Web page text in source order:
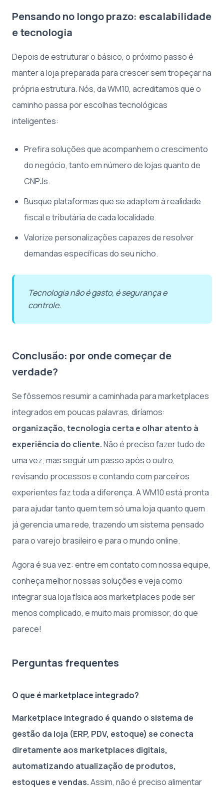
Pensando no longo prazo: escalabilidade
e tecnologia
Depois de estruturar o básico, o próximo passo é
manter a loja preparada para crescer sem tropeçar na
própria estrutura. Nós, da WM10, acreditamos que o
caminho passa por escolhas tecnológicas
inteligentes:
Prefira soluções que acompanhem o crescimento
do negócio, tanto em número de lojas quanto de
CNPJs.
Busque plataformas que se adaptem à realidade
fiscal e tributária de cada localidade.
Valorize personalizações capazes de resolver
demandas específicas do seu nicho.
Tecnologia não é gasto, é segurança e
controle.
Conclusão: por onde começar de
verdade?
Se fôssemos resumir a caminhada para marketplaces
integrados em poucas palavras, diríamos:
organização, tecnologia certa e olhar atento à
experiência do cliente.Não é preciso fazer tudo de
uma vez, mas seguir um passo após o outro,
revisando processos e contando com parceiros
experientes faz toda a diferença. A WM10 está pronta
para ajudar tanto quem tem só uma loja quanto quem
já gerencia uma rede, trazendo um sistema pensado
para o varejo brasileiro e para o mundo online.
Agora é sua vez: entre em contato com nossa equipe,
conheça melhor nossas soluções e veja como
integrar sua loja física aos marketplaces pode ser
menos complicado, e muito mais promissor, do que
parece!
Perguntas frequentes
O que é marketplace integrado?
Marketplace integrado é quando o sistema de
gestão da loja (ERP, PDV, estoque) se conecta
diretamente aos marketplaces digitais,
automatizando atualização de produtos,
estoques e vendas.Assim, não é preciso alimentar